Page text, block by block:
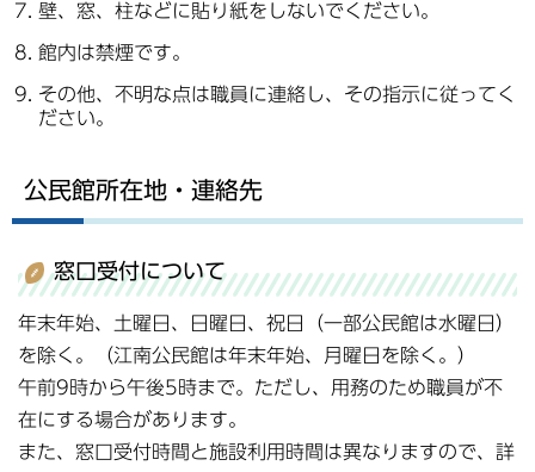
壁、窓、柱などに貼り紙をしないでください。
館内は禁煙です。
その他、不明な点は職員に連絡し、その指示に従ってく
ださい。
公民館所在地・連絡先
窓口受付について
年末年始、土曜日、日曜日、祝日（一部公民館は水曜日）
を除く。（江南公民館は年末年始、月曜日を除く。）
午前9時から午後5時まで。ただし、用務のため職員が不
在にする場合があります。
また、窓口受付時間と施設利用時間は異なりますので、詳